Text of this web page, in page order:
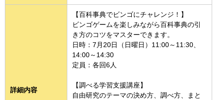
詳細内容
【百科事典でビンゴにチャレンジ！】
ビンゴゲームを楽しみながら百科事典の引
き方のコツをマスターできます。
日時：7月20日（日曜日）11:00～11:30、
14:00～14:30
定員：各回6人
【調べる学習支援講座】
自由研究のテーマの決め方、調べ方、まと